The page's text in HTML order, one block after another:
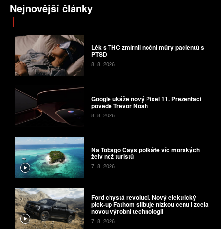
Nejnovější články
Lék s THC zmírnil noční můry pacientů s
PTSD
8. 8. 2026
Google ukáže nový Pixel 11. Prezentaci
povede Trevor Noah
8. 8. 2026
Na Tobago Cays potkáte víc mořských
želv než turistů
7. 8. 2026
Ford chystá revoluci. Nový elektrický
pick-up Fathom slibuje nízkou cenu i zcela
novou výrobní technologii
7. 8. 2026